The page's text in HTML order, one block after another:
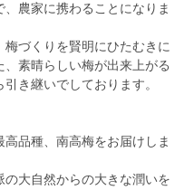
農家に携わることになりま
づくりを賢明にひたむきに
素晴らしい梅が出来上がる
き継いでしております。
品種、南高梅をお届けしま
大自然からの大きな潤いを